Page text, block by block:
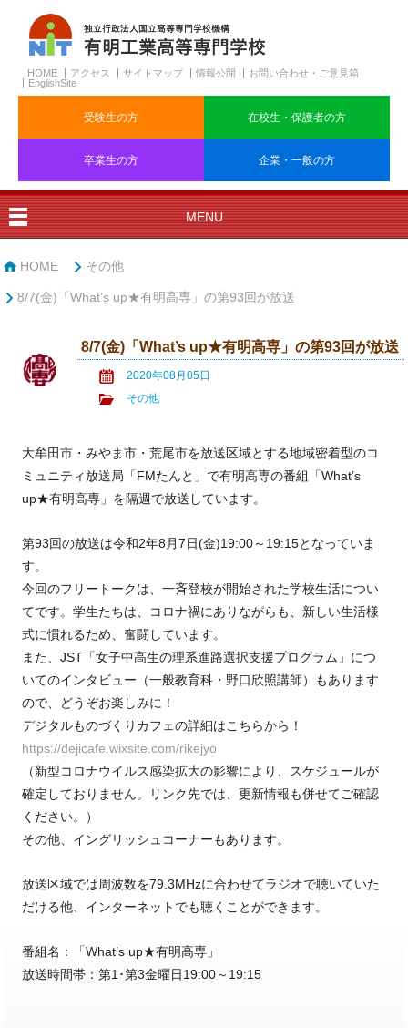
HOME アクセス サイトマップ 情報公開
お問い合わせ・ご意見箱
EnglishSite
受験生の方 在校生・保護者の方
卒業生の方 企業・一般の方
MENU
HOME その他
8/7(金)「What’s up★有明高専」の第93回が放送
8/7(金)「What’s up★有明高専」の第93回が放送
2020年08月05日
その他
大牟田市・みやま市・荒尾市を放送区域とする地域密着型のコ
ミュニティ放送局「FMたんと」で有明高専の番組「What’s
up★有明高専」を隔週で放送しています。
第93回の放送は令和2年8月7日(金)19:00～19:15となっていま
す。
今回のフリートークは、一斉登校が開始された学校生活につい
てです。学生たちは、コロナ禍にありながらも、新しい生活様
式に慣れるため、奮闘しています。
また、JST「女子中高生の理系進路選択支援プログラム」につ
いてのインタビュー（一般教育科・野口欣照講師）もあります
ので、どうぞお楽しみに！
デジタルものづくりカフェの詳細はこちらから！
https://dejicafe.wixsite.com/rikejyo
（新型コロナウイルス感染拡大の影響により、スケジュールが
確定しておりません。リンク先では、更新情報も併せてご確認
ください。）
その他、イングリッシュコーナーもあります。
放送区域では周波数を79.3MHzに合わせてラジオで聴いていた
だける他、インターネットでも聴くことができます。
番組名：「What’s up★有明高専」
放送時間帯：第1･第3金曜日19:00～19:15